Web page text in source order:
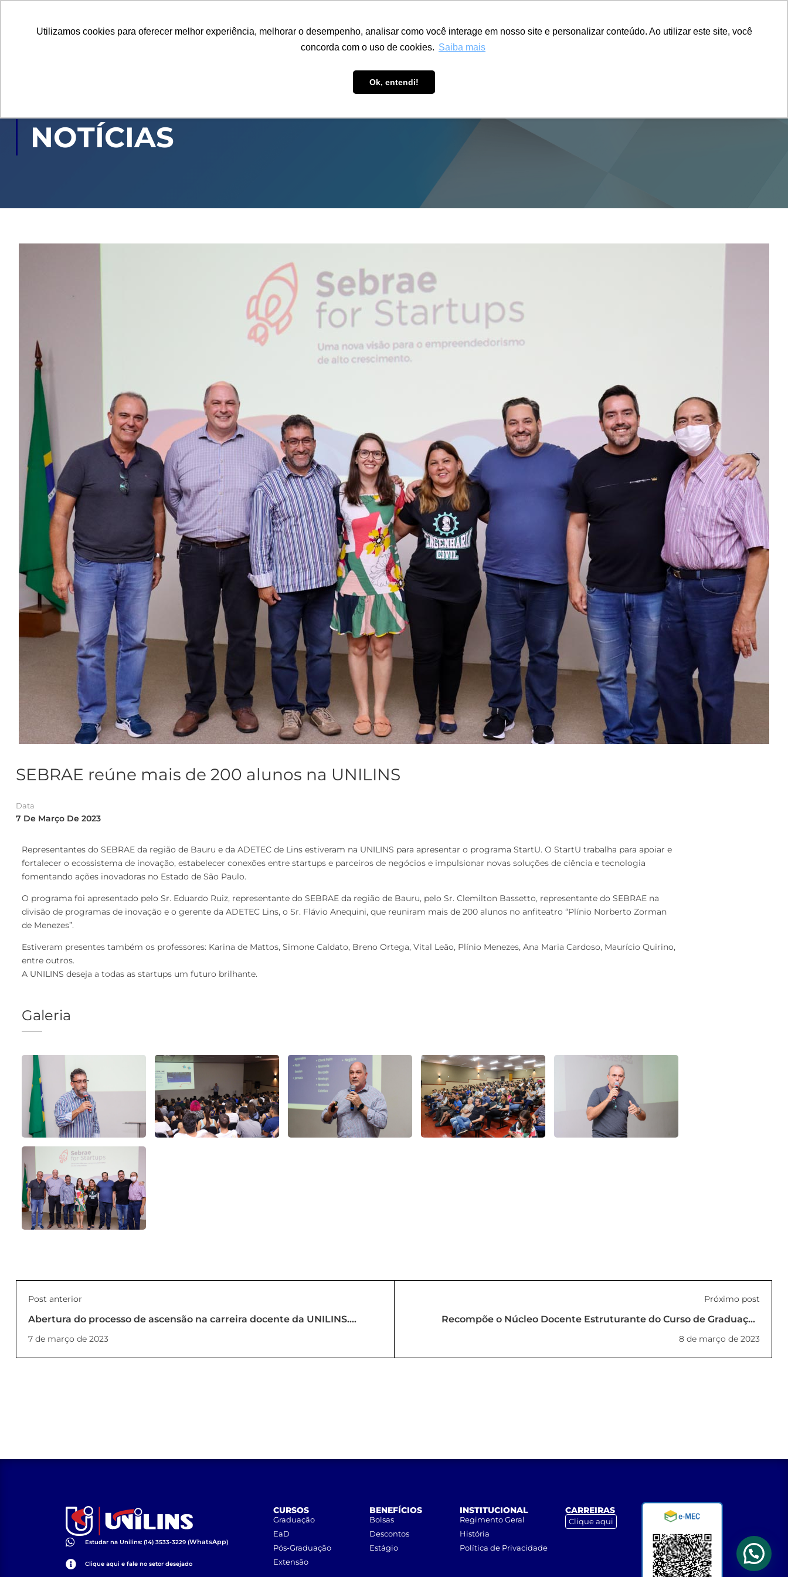
Utilizamos cookies para oferecer melhor experiência, melhorar o desempenho, analisar como você interage em nosso site e personalizar conteúdo. Ao utilizar este site, você
concorda com o uso de cookies. Saiba mais
Ok, entendi!
PÓS-GRADUAÇÃO CAPACITAÇÃO EXTENSÃO PESQUISA
NOTÍCIAS
SEBRAE reúne mais de 200 alunos na UNILINS
Data
7 De Março De 2023
Representantes do SEBRAE da região de Bauru e da ADETEC de Lins estiveram na UNILINS para apresentar o programa StartU. O StartU trabalha para apoiar e
fortalecer o ecossistema de inovação, estabelecer conexões entre startups e parceiros de negócios e impulsionar novas soluções de ciência e tecnologia
fomentando ações inovadoras no Estado de São Paulo.
O programa foi apresentado pelo Sr. Eduardo Ruiz, representante do SEBRAE da região de Bauru, pelo Sr. Clemilton Bassetto, representante do SEBRAE na
divisão de programas de inovação e o gerente da ADETEC Lins, o Sr. Flávio Anequini, que reuniram mais de 200 alunos no anfiteatro “Plínio Norberto Zorman
de Menezes”.
Estiveram presentes também os professores: Karina de Mattos, Simone Caldato, Breno Ortega, Vital Leão, Plínio Menezes, Ana Maria Cardoso, Maurício Quirino,
entre outros.
A UNILINS deseja a todas as startups um futuro brilhante.
Galeria
Post anterior
Abertura do processo de ascensão na carreira docente da UNILINS.
(PORTARIA_04_2023_REITORIA)
7 de março de 2023
Próximo post
Recompõe o Núcleo Docente Estruturante do Curso de Graduação
Presencial de Bacharelado em Serviço Social da UNILINS
8 de março de 2023
Estudar na Unilins: (14) 3533-3229 (WhatsApp)
Clique aqui e fale no setor desejado
CURSOS
Graduação
EaD
Pós-Graduação
Extensão
BENEFÍCIOS
Bolsas
Descontos
Estágio
INSTITUCIONAL
Regimento Geral
História
Política de Privacidade
CARREIRAS
Clique aqui